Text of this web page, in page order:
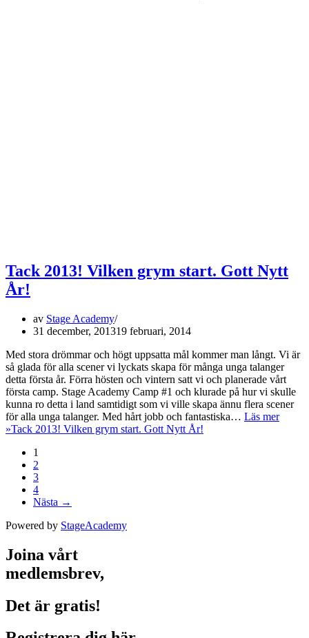
Tack 2013! Vilken grym start. Gott Nytt
År!
av Stage Academy
31 december, 201319 februari, 2014
Med stora drömmar och högt uppsatta mål kommer man långt. Vi är
så glada för alla scener vi lyckats skapa för många unga talanger
detta första år. Förra hösten och vintern satt vi och planerade vårt
första camp. Stage Academy Camp #1 och klurade på hur vi skulle
kunna ro detta i land samtidigt som vi ville skapa ännu flera scener
för alla unga talanger. Med hårt jobb och fantastiska… Läs mer
»Tack 2013! Vilken grym start. Gott Nytt År!
1
2
3
4
Nästa →
Powered by StageAcademy
Joina vårt
medlemsbrev,
Det är gratis!